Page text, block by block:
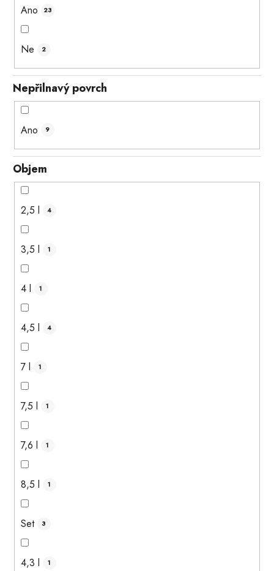
Ano 23
Ne 2
Nepřilnavý povrch
Ano 9
Objem
2,5 l 4
3,5 l 1
4 l 1
4,5 l 4
7 l 1
7,5 l 1
7,6 l 1
8,5 l 1
Set 3
4,3 l 1